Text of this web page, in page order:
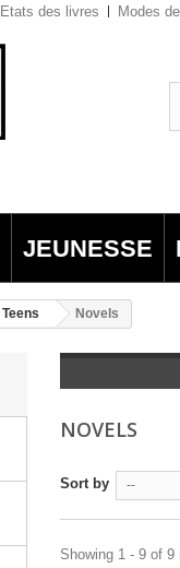
Etats des livres Modes
JEUNESSE
Teens Novels
NOVELS
Sort by --
Showing 1 - 9 of 9